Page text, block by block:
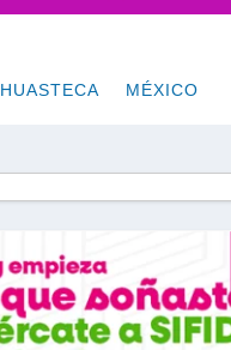
HUASTECA MÉXICO